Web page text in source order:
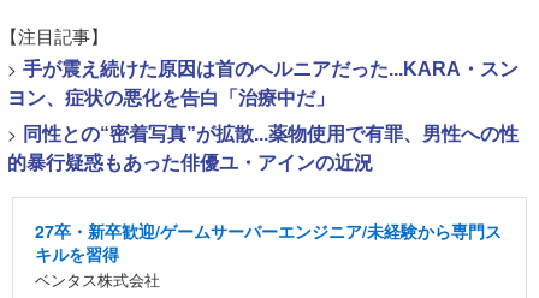
【注目記事】
> 手が震え続けた原因は首のヘルニアだった...KARA・スン
ヨン、症状の悪化を告白「治療中だ」
> 同性との“密着写真”が拡散...薬物使用で有罪、男性への性
的暴行疑惑もあった俳優ユ・アインの近況
27卒・新卒歓迎/ゲームサーバーエンジニア/未経験から専門ス
キルを習得
ベンタス株式会社